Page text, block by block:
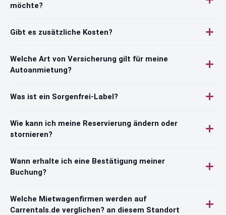
möchte?
Gibt es zusätzliche Kosten?
Welche Art von Versicherung gilt für meine
Autoanmietung?
Was ist ein Sorgenfrei-Label?
Wie kann ich meine Reservierung ändern oder
stornieren?
Wann erhalte ich eine Bestätigung meiner
Buchung?
Welche Mietwagenfirmen werden auf
Carrentals.de verglichen? an diesem Standort